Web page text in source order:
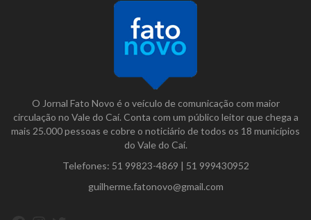
O Jornal Fato Novo é o veículo de comunicação com maior
circulação no Vale do Caí. Conta com um público leitor que chega a
mais 25.000 pessoas e cobre o noticiário de todos os 18 municípios
do Vale do Caí.
Telefones: 51 99823-4869 | 51 999430952
guilherme.fatonovo@gmail.com